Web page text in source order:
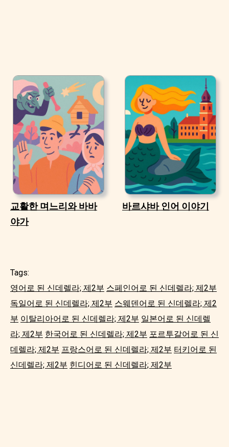
교활한 며느리와 바바
야가
바르샤바 인어 이야기
Tags:
영어로 된 신데렐라; 제2부 스페인어로 된 신데렐라; 제2부
독일어로 된 신데렐라; 제2부 스웨덴어로 된 신데렐라; 제2
부 이탈리아어로 된 신데렐라; 제2부 일본어로 된 신데렐
라; 제2부 한국어로 된 신데렐라; 제2부 포르투갈어로 된 신
데렐라; 제2부 프랑스어로 된 신데렐라; 제2부 터키어로 된
신데렐라; 제2부 힌디어로 된 신데렐라; 제2부